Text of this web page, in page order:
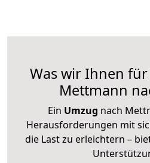
Was wir Ihnen
Mettmann
Ein Umzug nach
Herausforderungen mit
die Last zu erleichtern –